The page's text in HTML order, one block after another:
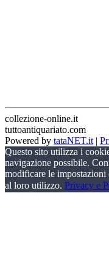
collezione-online.it
tuttoantiquariato.com
Powered by tataNET.it |
Questo sito utilizza i
navigazione possibile.
modificare le
al loro utilizzo. Privacy e